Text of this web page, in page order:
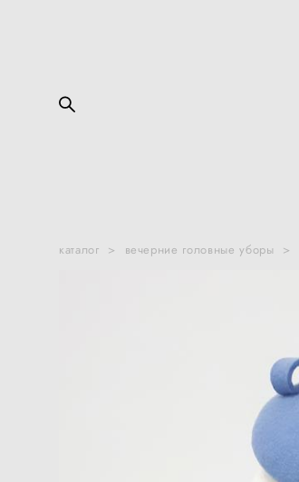
каталог > вечерние головные уборы >